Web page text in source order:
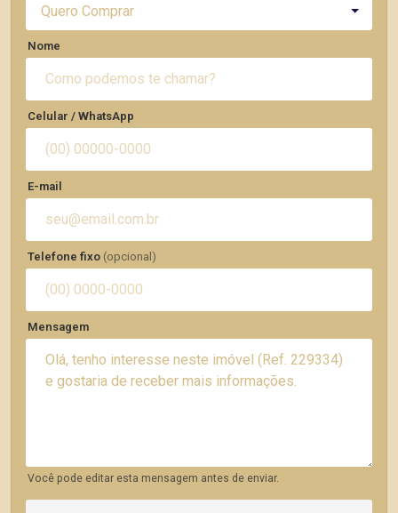
Quero Comprar
Nome
Celular / WhatsApp
E-mail
Telefone fixo (opcional)
Mensagem
Você pode editar esta mensagem antes de enviar.